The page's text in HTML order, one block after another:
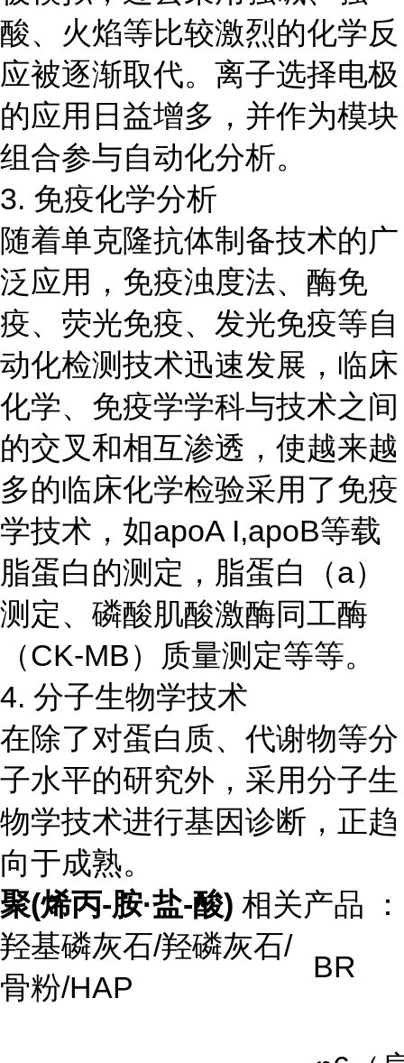
酸、火焰等比较激烈的化学反
应被逐渐取代。离子选择电极
的应用日益增多，并作为模块
组合参与自动化分析。
3. 免疫化学分析
随着单克隆抗体制备技术的广
泛应用，免疫浊度法、酶免
疫、荧光免疫、发光免疫等自
动化检测技术迅速发展，临床
化学、免疫学学科与技术之间
的交叉和相互渗透，使越来越
多的临床化学检验采用了免疫
学技术，如apoA I,apoB等载
脂蛋白的测定，脂蛋白（a）
测定、磷酸肌酸激酶同工酶
（CK-MB）质量测定等等。
4. 分子生物学技术
在除了对蛋白质、代谢物等分
子水平的研究外，采用分子生
物学技术进行基因诊断，正趋
向于成熟。
聚(烯丙-胺·盐-酸) 相关产品 ：
羟基磷灰石/羟磷灰石/
骨粉/HAP
BR